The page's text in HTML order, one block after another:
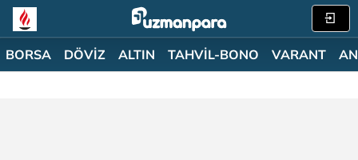
BORSA DÖVİZ ALTIN TAHVİL-BONO VARANT